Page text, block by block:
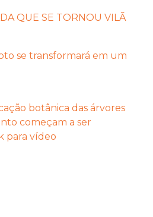
QUE SE TORNOU VILÃ
se transformará em um
botânica das árvores
começam a ser
para vídeo